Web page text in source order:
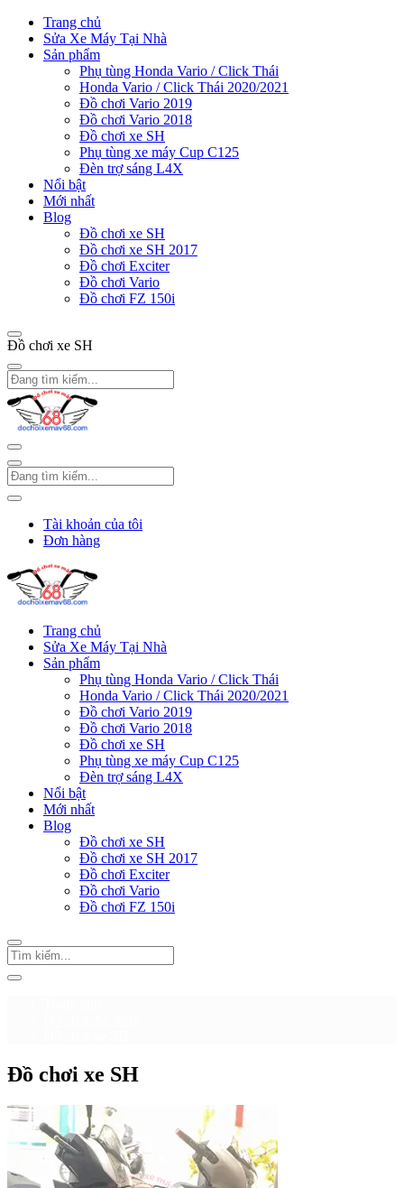
Trang chủ
Sửa Xe Máy Tại Nhà
Sản phẩm
Phụ tùng Honda Vario / Click Thái
Honda Vario / Click Thái 2020/2021
Đồ chơi Vario 2019
Đồ chơi Vario 2018
Đồ chơi xe SH
Phụ tùng xe máy Cup C125
Đèn trợ sáng L4X
Nổi bật
Mới nhất
Blog
Đồ chơi xe SH
Đồ chơi xe SH 2017
Đồ chơi Exciter
Đồ chơi Vario
Đồ chơi FZ 150i
Đồ chơi xe SH
Tài khoản của tôi
Đơn hàng
Trang chủ
Sửa Xe Máy Tại Nhà
Sản phẩm
Phụ tùng Honda Vario / Click Thái
Honda Vario / Click Thái 2020/2021
Đồ chơi Vario 2019
Đồ chơi Vario 2018
Đồ chơi xe SH
Phụ tùng xe máy Cup C125
Đèn trợ sáng L4X
Nổi bật
Mới nhất
Blog
Đồ chơi xe SH
Đồ chơi xe SH 2017
Đồ chơi Exciter
Đồ chơi Vario
Đồ chơi FZ 150i
Đồ chơi xe SH